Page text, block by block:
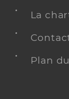
La
Plan